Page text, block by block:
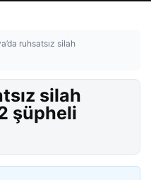
ruhsatsız silah
silah
şüpheli